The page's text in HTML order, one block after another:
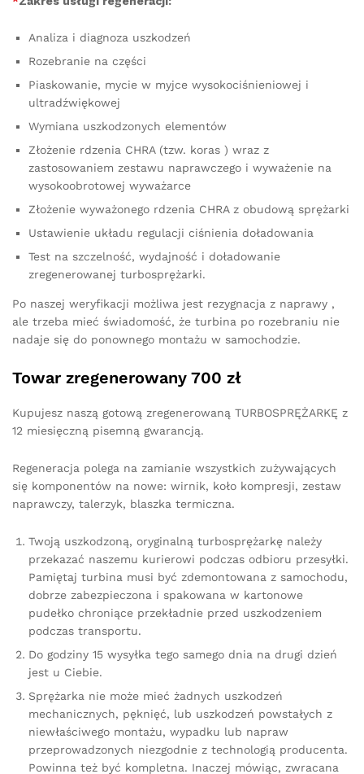
Analiza i diagnoza uszkodzeń
Rozebranie na części
Piaskowanie, mycie w myjce wysokociśnieniowej i
ultradźwiękowej
Wymiana uszkodzonych elementów
Złożenie rdzenia CHRA (tzw. koras ) wraz z
zastosowaniem zestawu naprawczego i wyważenie na
wysokoobrotowej wyważarce
Złożenie wyważonego rdzenia CHRA z obudową sprężarki
Ustawienie układu regulacji ciśnienia doładowania
Test na szczelność, wydajność i doładowanie
zregenerowanej turbosprężarki.
Po naszej weryfikacji możliwa jest rezygnacja z naprawy ,
ale trzeba mieć świadomość, że turbina po rozebraniu nie
nadaje się do ponownego montażu w samochodzie.
Towar zregenerowany 700 zł
Kupujesz naszą gotową zregenerowaną TURBOSPRĘŻARKĘ z
12 miesięczną pisemną gwarancją.
Regeneracja polega na zamianie wszystkich zużywających
się komponentów na nowe: wirnik, koło kompresji, zestaw
naprawczy, talerzyk, blaszka termiczna.
Twoją uszkodzoną, oryginalną turbosprężarkę należy
przekazać naszemu kurierowi podczas odbioru przesyłki.
Pamiętaj turbina musi być zdemontowana z samochodu,
dobrze zabezpieczona i spakowana w kartonowe
pudełko chroniące przekładnie przed uszkodzeniem
podczas transportu.
Do godziny 15 wysyłka tego samego dnia na drugi dzień
jest u Ciebie.
Sprężarka nie może mieć żadnych uszkodzeń
mechanicznych, pęknięć, lub uszkodzeń powstałych z
niewłaściwego montażu, wypadku lub napraw
przeprowadzonych niezgodnie z technologią producenta.
Powinna też być kompletna. Inaczej mówiąc, zwracana